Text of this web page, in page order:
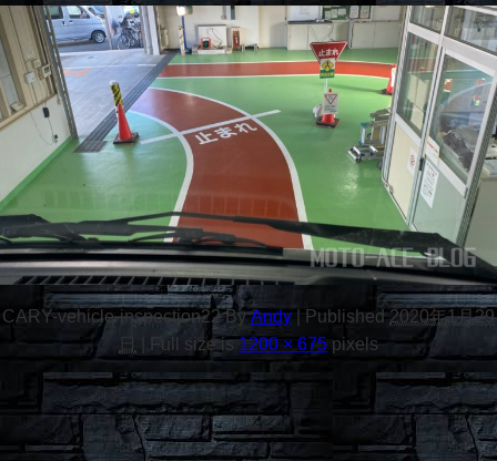
CARY-vehicle-inspection22 By Andy Published 2020年1月29
日
Full size is1200 × 675 pixels